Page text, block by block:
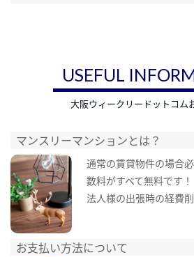
USEFUL
大阪ウィークリードットコム
マンスリーマンションとは？
通常の賃貸物件の場合
数料がすべて無料です！
法人様の出張時の経費
お支払い方法について